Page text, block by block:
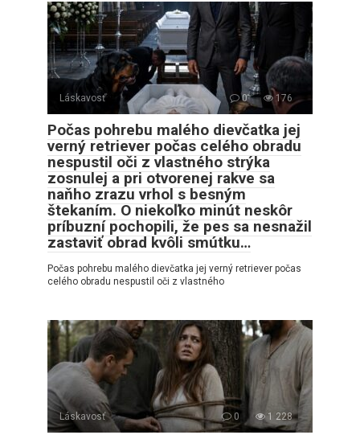
Láskavosť 0 176
Počas pohrebu malého dievčatka jej
verný retriever počas celého obradu
nespustil oči z vlastného strýka
zosnulej a pri otvorenej rakve sa
naňho zrazu vrhol s besným
štekaním. O niekoľko minút neskôr
príbuzní pochopili, že pes sa nesnažil
zastaviť obrad kvôli smútku…
Počas pohrebu malého dievčatka jej verný retriever počas
celého obradu nespustil oči z vlastného
Láskavosť 0 1 228